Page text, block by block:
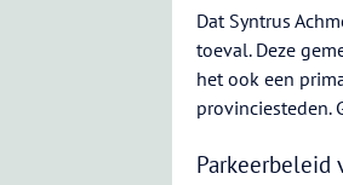
Dat Syntrus
toeval. Deze
het ook een
provinciesteden.
Parkeerbeleid